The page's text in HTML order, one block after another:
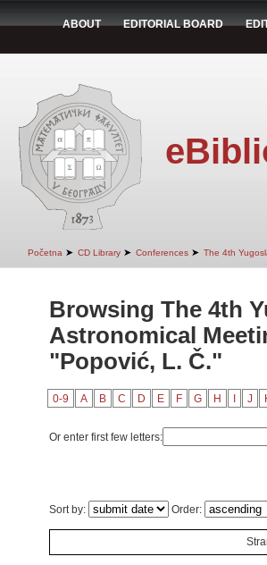
ABOUT EDITORIAL BOARD
Početna ➤ CD Library ➤ Conferences ➤ The 4th
Browsing The 4th
Astronomical
"Popović, L. Č."
0-9 A B C D E F G H J
Or enter first few letters:
Sort by: Order: